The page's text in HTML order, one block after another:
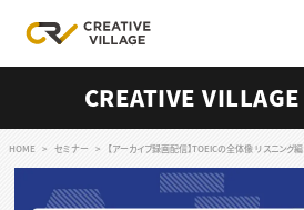
ログイン
CREATIVE VILLAGE
HOME セミナー 【アーカイブ録画配信】TOEICの全体像 リスニング編